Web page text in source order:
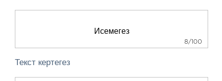
8/100
Текст кертегез